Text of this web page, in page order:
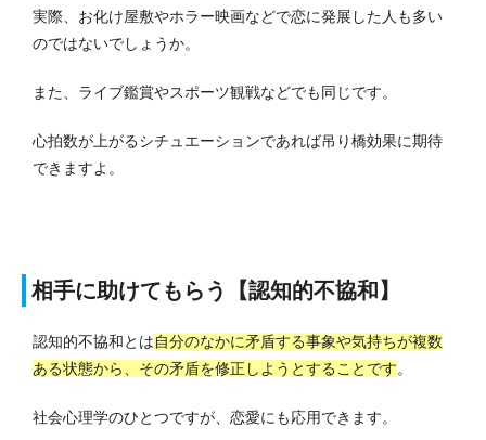
実際、お化け屋敷やホラー映画などで恋に発展した人も多い
のではないでしょうか。
また、ライブ鑑賞やスポーツ観戦などでも同じです。
心拍数が上がるシチュエーションであれば吊り橋効果に期待
できますよ。
相手に助けてもらう【認知的不協和】
認知的不協和とは自分のなかに矛盾する事象や気持ちが複数
ある状態から、その矛盾を修正しようとすることです。
社会心理学のひとつですが、恋愛にも応用できます。